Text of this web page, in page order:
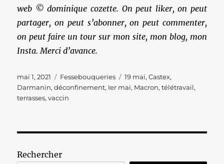
web © dominique cozette. On peut liker, on peut
partager, on peut s’abonner, on peut commenter,
on peut faire un tour sur mon site, mon blog, mon
Insta. Merci d’avance.
Publié
le
mai 1, 2021 Catégories
Fessebouqueries Étiquettes
19 mai,Castex,
Darmanin,déconfinement, Ier mai, Macron,télétravail,
terrasses,vaccin
Rechercher